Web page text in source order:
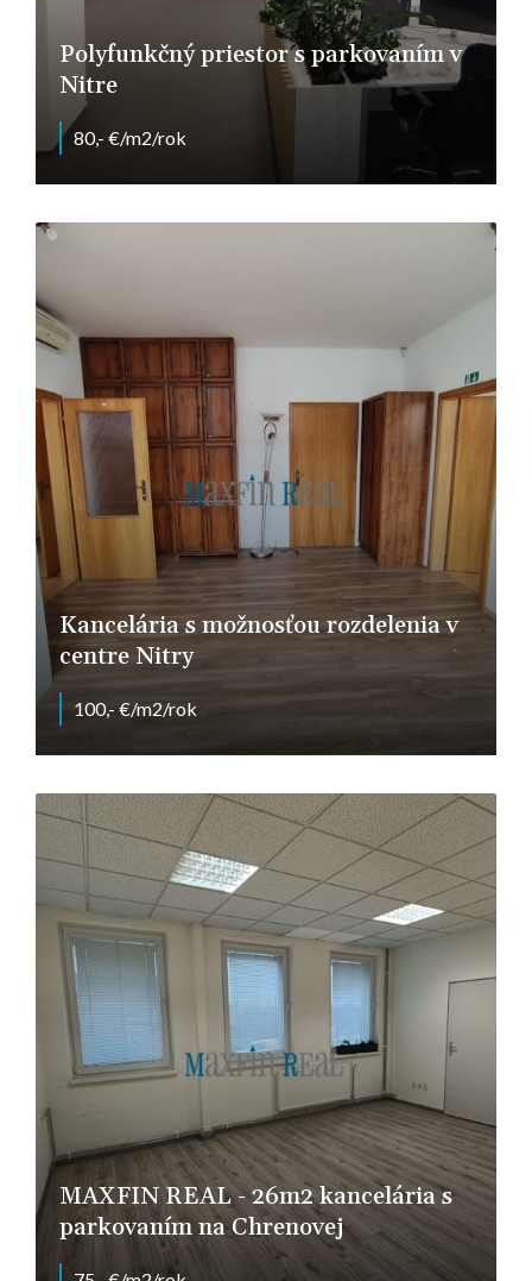
Polyfunkčný priestor s parkovaním v
Nitre
80,- €/m2/rok
Kancelária s možnosťou rozdelenia v
centre Nitry
100,- €/m2/rok
MAXFIN REAL - 26m2 kancelária s
parkovaním na Chrenovej